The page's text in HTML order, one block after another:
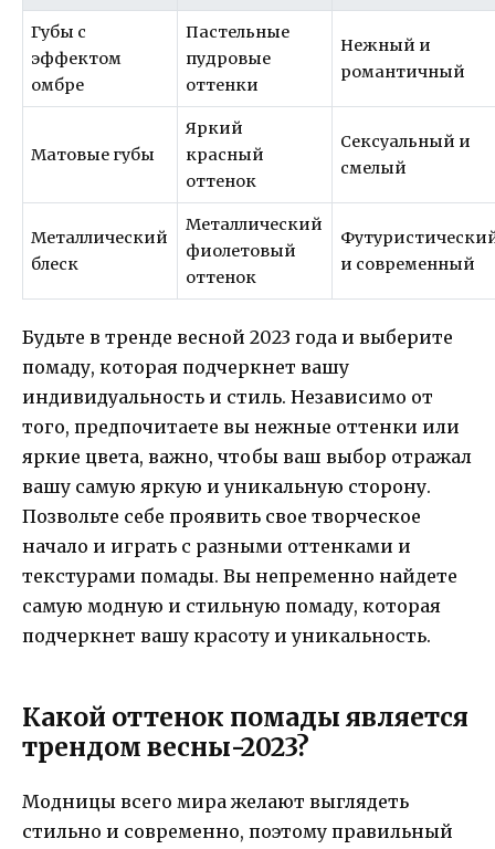
Губы с
эффектом
омбре
Пастельные
пудровые
оттенки
Нежный и
романтичный
Матовые губы
Яркий
красный
оттенок
Сексуальный и
смелый
Металлический
блеск
Металлический
фиолетовый
оттенок
и современный
Будьте в тренде весной 2023 года и выберите
помаду, которая подчеркнет вашу
индивидуальность и стиль. Независимо от
того, предпочитаете вы нежные оттенки или
яркие цвета, важно, чтобы ваш выбор отражал
вашу самую яркую и уникальную сторону.
Позвольте себе проявить свое творческое
начало и играть с разными оттенками и
текстурами помады. Вы непременно найдете
самую модную и стильную помаду, которая
подчеркнет вашу красоту и уникальность.
Какой оттенок помады является
трендом весны-2023?
Модницы всего мира желают выглядеть
стильно и современно, поэтому правильный